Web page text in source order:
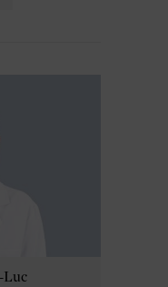
Luc